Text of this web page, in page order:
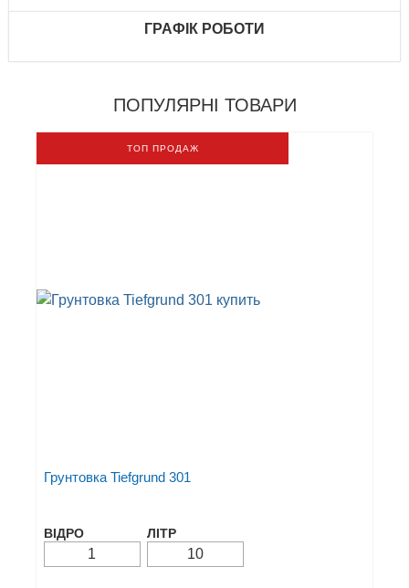
ГРАФІК РОБОТИ
ПОПУЛЯРНІ ТОВАРИ
ТОП ПРОДАЖ
Грунтовка Tiefgrund 301
ВІДРО ЛІТР